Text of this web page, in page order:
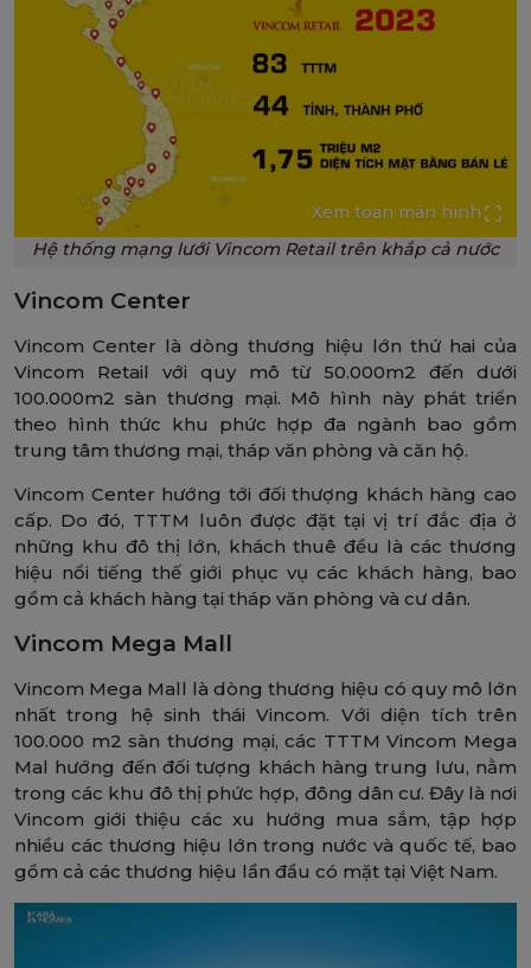
Xem toàn màn hình
Hệ thống mạng lưới Vincom Retail trên khắp cả nước
Vincom Center
Vincom Center là dòng thương hiệu lớn thứ hai của
Vincom Retail với quy mô từ 50.000m2 đến dưới
100.000m2 sàn thương mại. Mô hình này phát triển
theo hình thức khu phức hợp đa ngành bao gồm
trung tâm thương mại, tháp văn phòng và căn hộ.
Vincom Center hướng tới đối thượng khách hàng cao
cấp. Do đó, TTTM luôn được đặt tại vị trí đắc địa ở
những khu đô thị lớn, khách thuê đều là các thương
hiệu nổi tiếng thế giới phục vụ các khách hàng, bao
gồm cả khách hàng tại tháp văn phòng và cư dân.
Vincom Mega Mall
Vincom Mega Mall là dòng thương hiệu có quy mô lớn
nhất trong hệ sinh thái Vincom. Với diện tích trên
100.000 m2 sàn thương mại, các TTTM Vincom Mega
Mal hướng đến đối tượng khách hàng trung lưu, nằm
trong các khu đô thị phức hợp, đông dân cư. Đây là nơi
Vincom giới thiệu các xu hướng mua sắm, tập hợp
nhiều các thương hiệu lớn trong nước và quốc tế, bao
gồm cả các thương hiệu lần đầu có mặt tại Việt Nam.